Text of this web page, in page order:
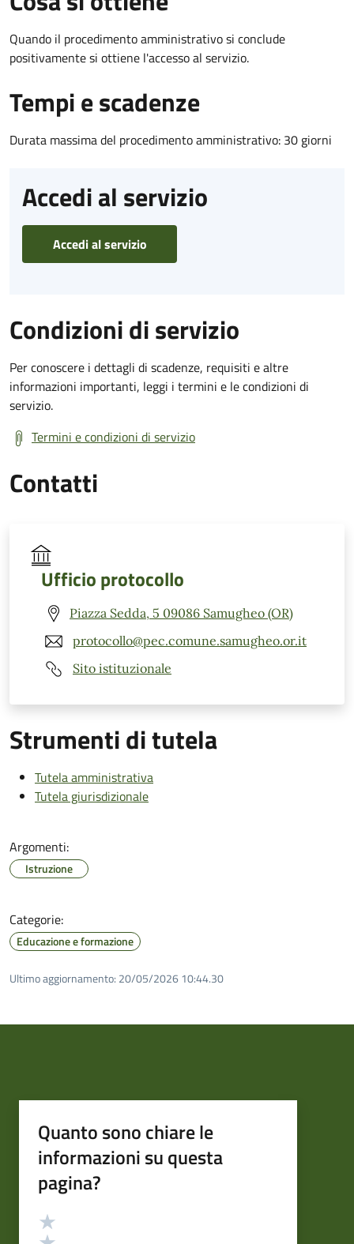
Quando il procedimento amministrativo si conclude
positivamente si ottiene l'accesso al servizio.
Tempi e scadenze
Durata massima del procedimento amministrativo: 30 giorni
Accedi al servizio
Accedi al servizio
Condizioni di servizio
Per conoscere i dettagli di scadenze, requisiti e altre
informazioni importanti, leggi i termini e le condizioni di
servizio.
Termini e condizioni di servizio
Contatti
Ufficio protocollo
Piazza Sedda, 5 09086 Samugheo (OR)
protocollo@pec.comune.samugheo.or.it
Sito istituzionale
Strumenti di tutela
Tutela amministrativa
Tutela giurisdizionale
Argomenti:
Istruzione
Categorie:
Educazione e formazione
Ultimo aggiornamento: 20/05/2026 10:44.30
Quanto sono chiare le
informazioni su questa
pagina?
Valutazione